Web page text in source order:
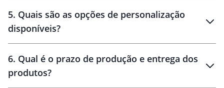
brinde
personalização
amostra virtual
5. Quais são as opções de personalização
disponíveis?
6. Qual é o prazo de produção e entrega dos
produtos?